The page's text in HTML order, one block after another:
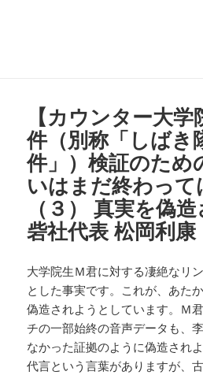
【カウンター大
件（別称「しばき
件」）検証のため
いはまだ終わって
（３） 真実を偽
砦社代表 松岡利康
大学院生Ｍ君に対する凄絶なリ
とした事実です。これが、あた
偽造されようとしています。Ｍ
チの一部始終の音声データも、
なかった証拠のように偽造され
代言という言葉がありますが、